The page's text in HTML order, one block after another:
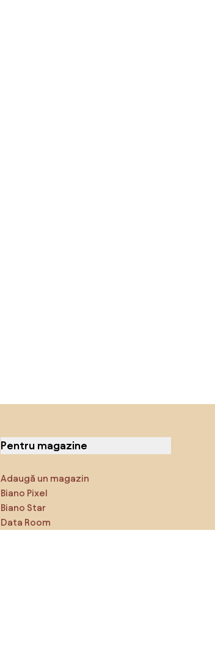
Pentru magazine
Adaugă un magazin
Biano Pixel
Biano Star
Data Room